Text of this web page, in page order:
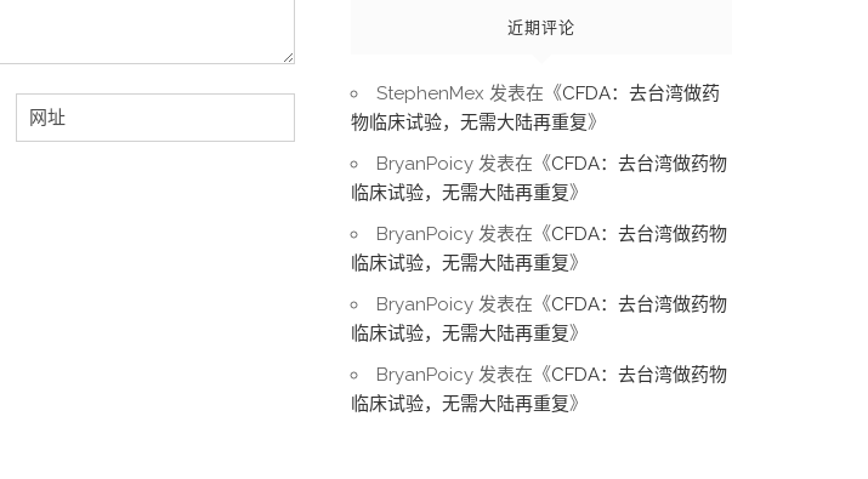
近期评论
StephenMex 发表在《CFDA：去台湾做药
物临床试验，无需大陆再重复》
BryanPoicy 发表在《CFDA：去台湾做药物
临床试验，无需大陆再重复》
BryanPoicy 发表在《CFDA：去台湾做药物
临床试验，无需大陆再重复》
BryanPoicy 发表在《CFDA：去台湾做药物
临床试验，无需大陆再重复》
BryanPoicy 发表在《CFDA：去台湾做药物
临床试验，无需大陆再重复》